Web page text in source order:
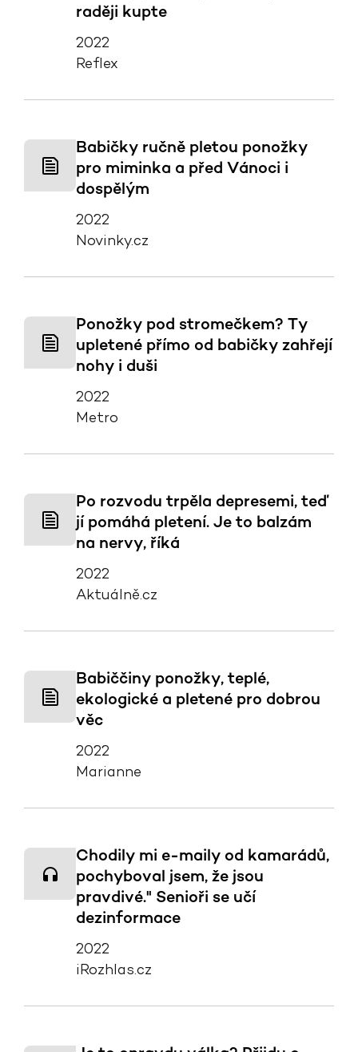
raději kupte
2022
Reflex
Babičky ručně pletou ponožky
pro miminka a před Vánoci i
dospělým
2022
Novinky.cz
Ponožky pod stromečkem? Ty
upletené přímo od babičky zahřejí
nohy i duši
2022
Metro
Po rozvodu trpěla depresemi, teď
jí pomáhá pletení. Je to balzám
na nervy, říká
2022
Aktuálně.cz
Babiččiny ponožky, teplé,
ekologické a pletené pro dobrou
věc
2022
Marianne
Chodily mi e-maily od kamarádů,
pochyboval jsem, že jsou
pravdivé." Senioři se učí
dezinformace
2022
iRozhlas.cz